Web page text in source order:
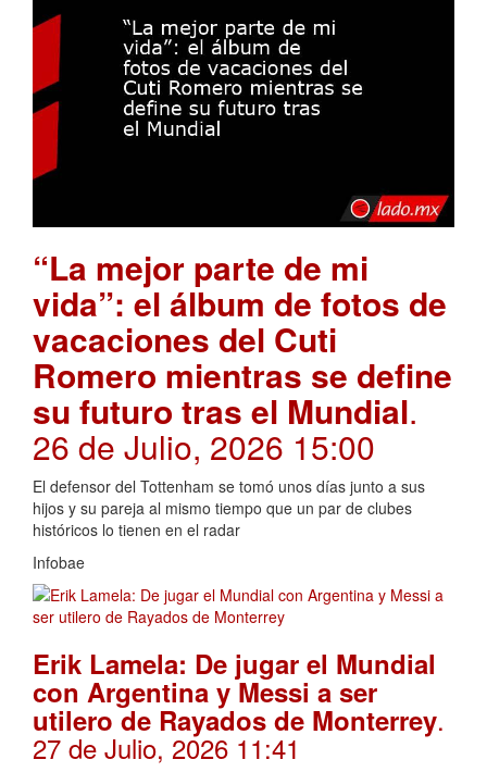
“La mejor parte de mi
vida”: el álbum de fotos de
vacaciones del Cuti
Romero mientras se define
su futuro tras el Mundial.
26 de Julio, 2026 15:00
El defensor del Tottenham se tomó unos días junto a sus
hijos y su pareja al mismo tiempo que un par de clubes
históricos lo tienen en el radar
Infobae
Erik Lamela: De jugar el Mundial
con Argentina y Messi a ser
utilero de Rayados de Monterrey.
27 de Julio, 2026 11:41